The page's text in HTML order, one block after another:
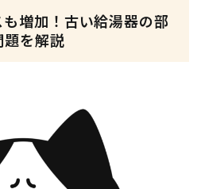
増加！古い給湯器の部
を解説